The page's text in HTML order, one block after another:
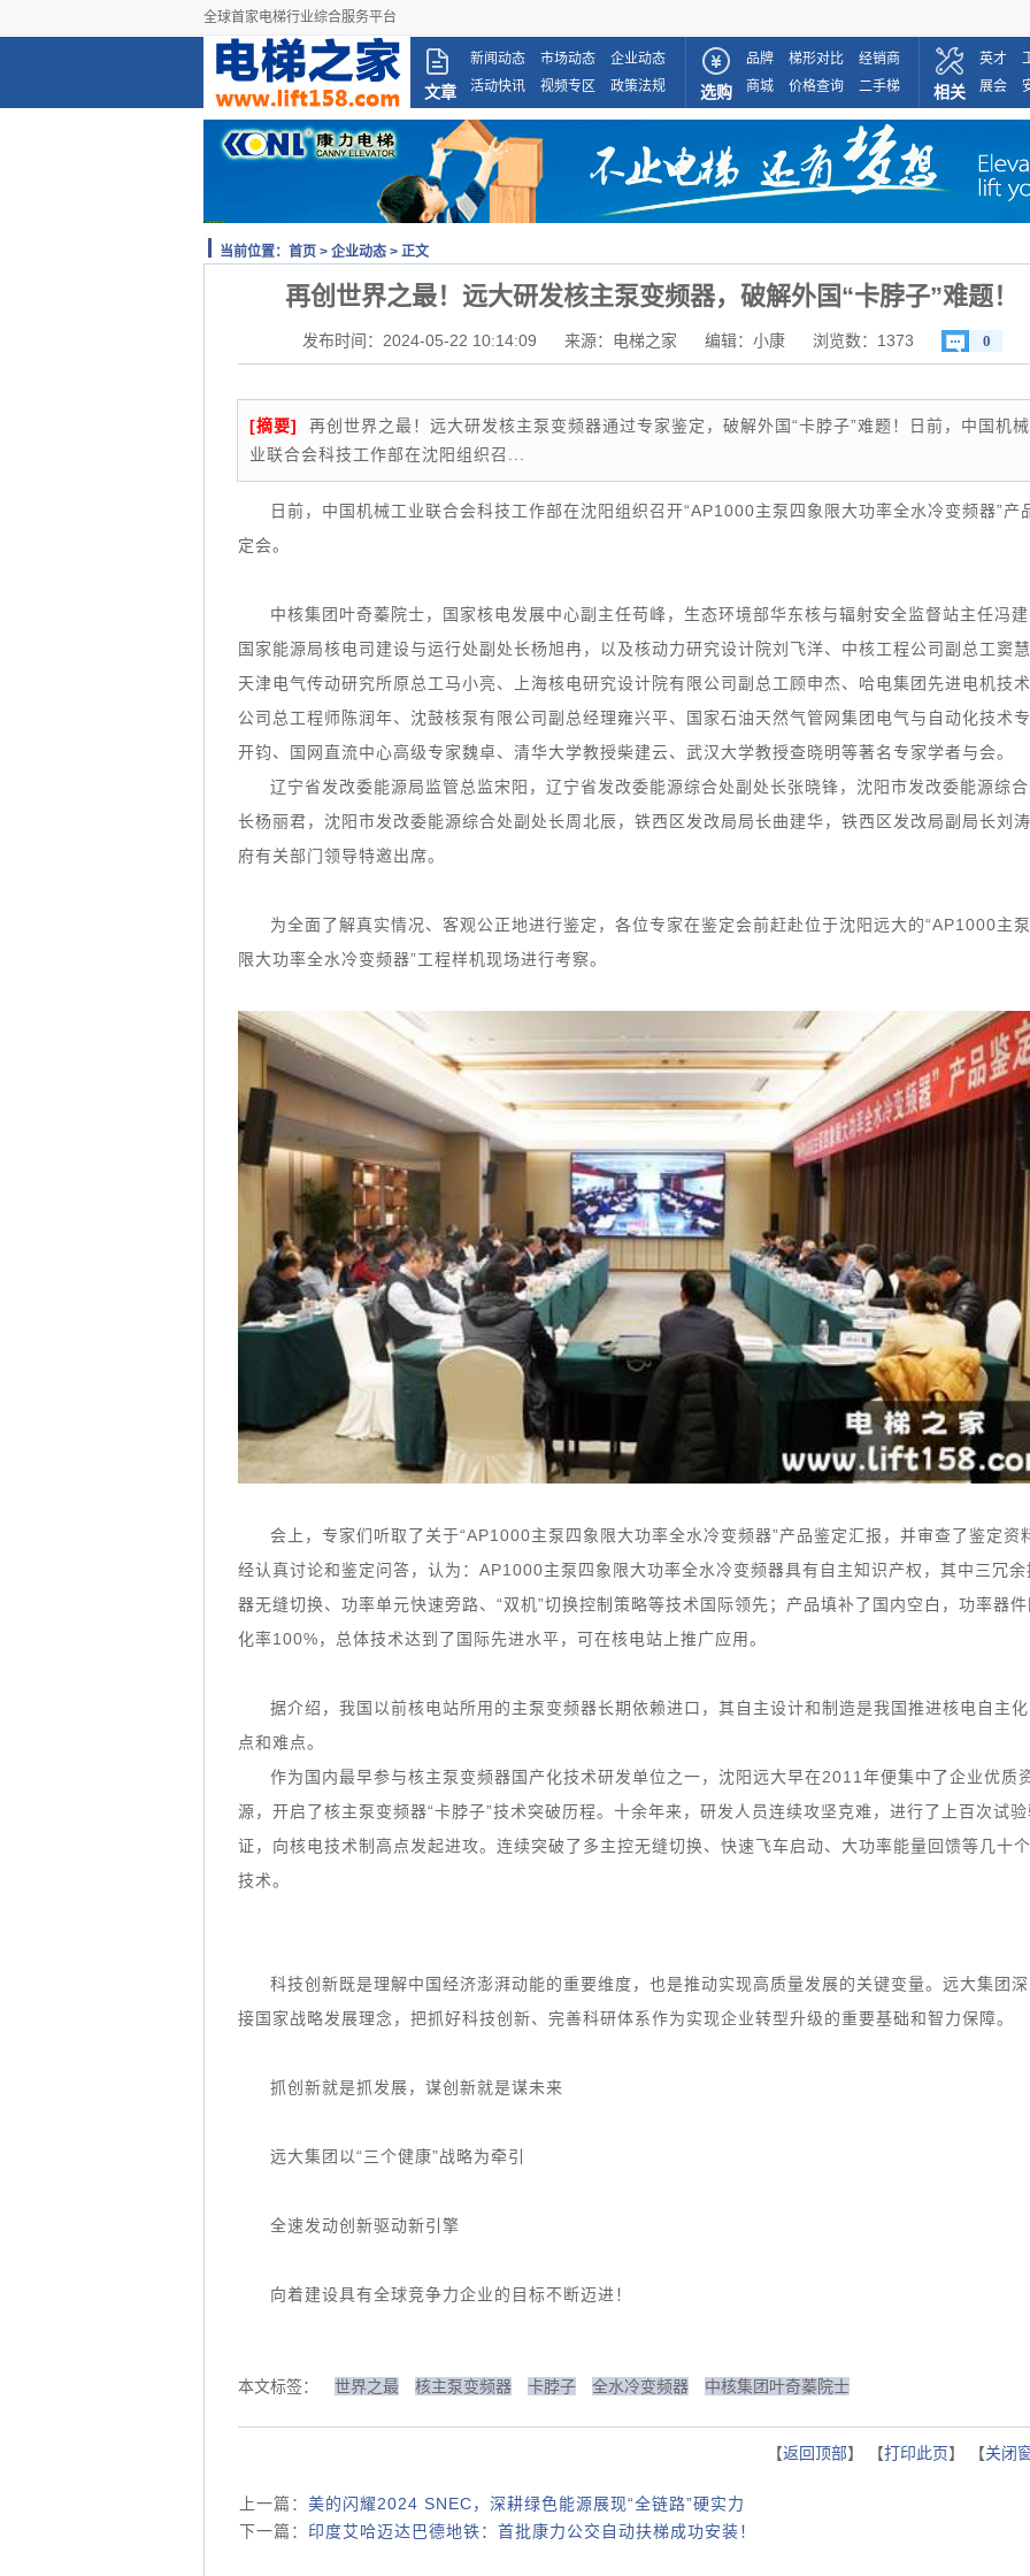
全球首家电梯行业综合服务平台
文章
新闻动态 市场动态
企业动态
活动快讯
视频专区 政策法规 选购
品牌 梯形对比
经销商
商城
价格查询 二手梯 相关
英才
展会
当前位置： 首页 > 企业动态 > 正文
再创世界之最！远大研发核主泵变频器，破解外国“卡脖子”难题！
发布时间：2024-05-22 10:14:09 来源：电梯之家 编辑：小康 浏览数： 1373 0
[摘要]
再创世界之最！远大研发核主泵变频器通过专家鉴定，破解外国“卡脖子”难题！日前，中国机
业联合会科技工作部在沈阳组织召...
日前，中国机械工业联合会科技工作部在沈阳组织召开“AP1000主泵四象限大功率全水冷变频器”产
定会。
中核集团叶奇蓁院士，国家核电发展中心副主任苟峰，生态环境部华东核与辐射安全监督站主任冯
国家能源局核电司建设与运行处副处长杨旭冉，以及核动力研究设计院刘飞洋、中核工程公司副总工窦
天津电气传动研究所原总工马小亮、上海核电研究设计院有限公司副总工顾申杰、哈电集团先进电机技
公司总工程师陈润年、沈鼓核泵有限公司副总经理雍兴平、国家石油天然气管网集团电气与自动化技术
开钧、国网直流中心高级专家魏卓、清华大学教授柴建云、武汉大学教授查晓明等著名专家学者与会。
辽宁省发改委能源局监管总监宋阳，辽宁省发改委能源综合处副处长张晓锋，沈阳市发改委能源综
长杨丽君，沈阳市发改委能源综合处副处长周北辰，铁西区发改局局长曲建华，铁西区发改局副局长刘
府有关部门领导特邀出席。
为全面了解真实情况、客观公正地进行鉴定，各位专家在鉴定会前赶赴位于沈阳远大的“AP1000主
限大功率全水冷变频器”工程样机现场进行考察。
会上，专家们听取了关于“AP1000主泵四象限大功率全水冷变频器”产品鉴定汇报，并审查了鉴定资
经认真讨论和鉴定问答，认为：AP1000主泵四象限大功率全水冷变频器具有自主知识产权，其中三冗余
器无缝切换、功率单元快速旁路、“双机”切换控制策略等技术国际领先；产品填补了国内空白，功率器
化率100%，总体技术达到了国际先进水平，可在核电站上推广应用。
据介绍，我国以前核电站所用的主泵变频器长期依赖进口，其自主设计和制造是我国推进核电自主
点和难点。
作为国内最早参与核主泵变频器国产化技术研发单位之一，沈阳远大早在2011年便集中了企业优质
源，开启了核主泵变频器“卡脖子”技术突破历程。十余年来，研发人员连续攻坚克难，进行了上百次试
证，向核电技术制高点发起进攻。连续突破了多主控无缝切换、快速飞车启动、大功率能量回馈等几十
技术。
科技创新既是理解中国经济澎湃动能的重要维度，也是推动实现高质量发展的关键变量。远大集团
接国家战略发展理念，把抓好科技创新、完善科研体系作为实现企业转型升级的重要基础和智力保障。
抓创新就是抓发展，谋创新就是谋未来
远大集团以“三个健康”战略为牵引
全速发动创新驱动新引擎
向着建设具有全球竞争力企业的目标不断迈进！
本文标签： 世界之最 核主泵变频器 卡脖子 全水冷变频器 中核集团叶奇蓁院士
【返回顶部】 【打印此页】 【关闭
上一篇： 美的闪耀2024 SNEC，深耕绿色能源展现“全链路”硬实力
下一篇： 印度艾哈迈达巴德地铁：首批康力公交自动扶梯成功安装！